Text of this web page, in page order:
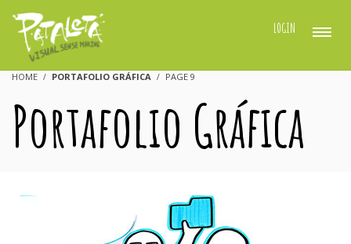
LOGIN
HOME PORTAFOLIO GRÁFICA PAGE 9
Portafolio Gráfica